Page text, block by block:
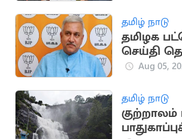
தமிழ் நாடு
தமிழக
செய்தி
விமர்சனம்
Aug 05,
தமிழ் நாடு